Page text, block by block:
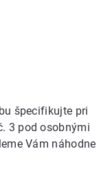
špecifikujte pri
3 pod osobnými
Vám náhodne